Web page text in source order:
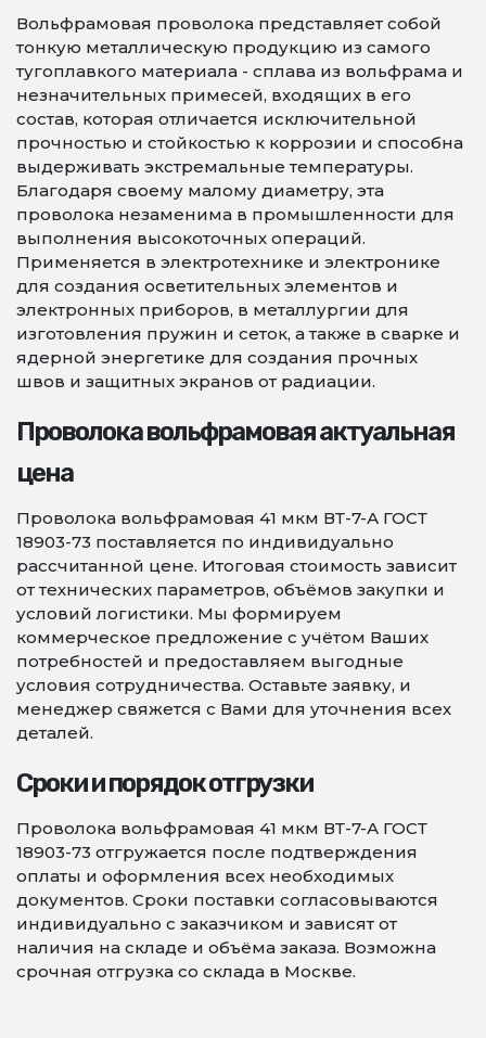
Вольфрамовая проволока представляет собой
тонкую металлическую продукцию из самого
тугоплавкого материала - сплава из вольфрама и
незначительных примесей, входящих в его
состав, которая отличается исключительной
прочностью и стойкостью к коррозии и способна
выдерживать экстремальные температуры.
Благодаря своему малому диаметру, эта
проволока незаменима в промышленности для
выполнения высокоточных операций.
Применяется в электротехнике и электронике
для создания осветительных элементов и
электронных приборов, в металлургии для
изготовления пружин и сеток, а также в сварке и
ядерной энергетике для создания прочных
швов и защитных экранов от радиации.
Проволока вольфрамовая актуальная
цена
Проволока вольфрамовая 41 мкм ВТ-7-А ГОСТ
18903-73 поставляется по индивидуально
рассчитанной цене. Итоговая стоимость зависит
от технических параметров, объёмов закупки и
условий логистики. Мы формируем
коммерческое предложение с учётом Ваших
потребностей и предоставляем выгодные
условия сотрудничества. Оставьте заявку, и
менеджер свяжется с Вами для уточнения всех
деталей.
Сроки и порядок отгрузки
Проволока вольфрамовая 41 мкм ВТ-7-А ГОСТ
18903-73 отгружается после подтверждения
оплаты и оформления всех необходимых
документов. Сроки поставки согласовываются
индивидуально с заказчиком и зависят от
наличия на складе и объёма заказа. Возможна
срочная отгрузка со склада в Москве.